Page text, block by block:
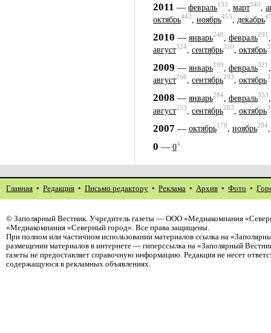
2011 — февраль133 март340
октябрь442, ноябрь455, декабрь
2010 — январь248 февраль291
август324, сентябрь310, октябрь
2009 — январь199 февраль321
август266, сентябрь293, октябрь
2008 — январь284 февраль353
август253 сентябрь282 октябрь
2007 — октябрь178, ноябрь204
0 — 04
Главная • Редакция • Письмо редактору • Реклама • Архив • Фото •
© Заполярный Вестник. Учредитель газеты — ООО «Медиакомпания
«Медиакомпания «Северный город». Все права защищены.
При полном или частичном использовании материалов ссылка на
размещении материалов в интернете — гиперссылка на «Заполярный
газеты не предоставляет справочную информацию. Редакция не несет
содержащуюся в рекламных объявлениях.